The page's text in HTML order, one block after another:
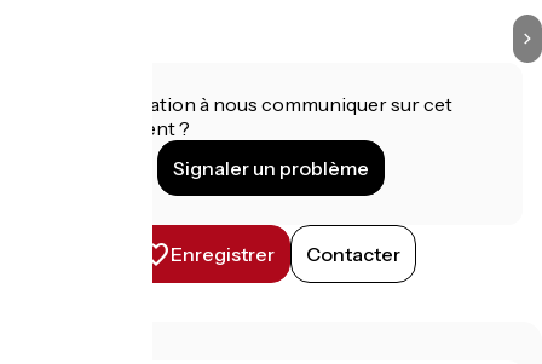
Une information à nous communiquer sur cet
établissement ?
Signaler un problème
Enregistrer Contacter